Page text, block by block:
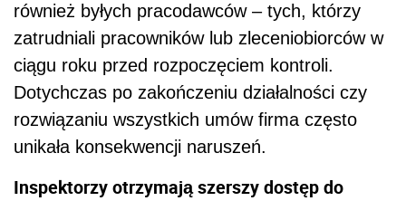
również byłych pracodawców – tych, którzy
zatrudniali pracowników lub zleceniobiorców w
ciągu roku przed rozpoczęciem kontroli.
Dotychczas po zakończeniu działalności czy
rozwiązaniu wszystkich umów firma często
unikała konsekwencji naruszeń.
Inspektorzy otrzymają szerszy dostęp do